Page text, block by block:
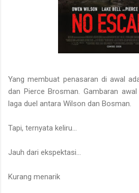
Yang membuat penasaran di awal
dan Pierce Brosman. Gambaran
laga duel antara Wilson dan Bosman.
Tapi, ternyata keliru...
Jauh dari ekspektasi...
Kurang menarik